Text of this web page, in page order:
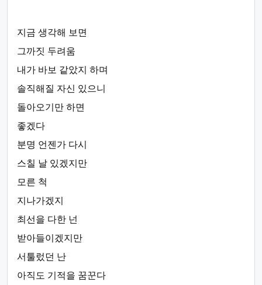
지금 생각해 보면
그까짓 두려움
내가 바보 같았지 하며
솔직해질 자신 있으니
돌아오기만 하면
좋겠다
분명 언젠가 다시
스칠 날 있겠지만
모른 척
지나가겠지
최선을 다한 넌
받아들이겠지만
서툴렀던 난
아직도 기적을 꿈꾼다